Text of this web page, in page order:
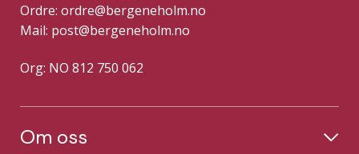
Ordre: ordre@bergeneholm.no
Mail: post@bergeneholm.no
Org: NO 812 750 062
Om oss